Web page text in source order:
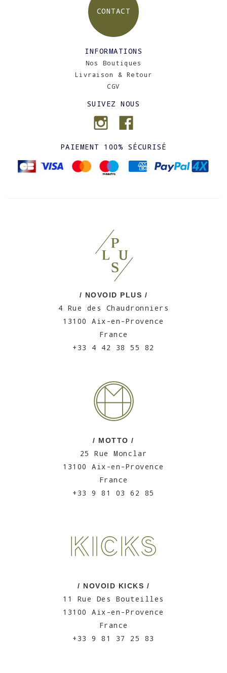
CONTACT
INFORMATIONS
Nos Boutiques
Livraison & Retour
CGV
SUIVEZ NOUS
PAIEMENT 100% SÉCURISÉ
/ NOVOID PLUS /
4 Rue des Chaudronniers
13100 Aix-en-Provence
France
+33 4 42 38 55 82
/ MOTTO /
25 Rue Monclar
13100 Aix-en-Provence
France
+33 9 81 03 62 85
/ NOVOID KICKS /
11 Rue Des Bouteilles
13100 Aix-en-Provence
France
+33 9 81 37 25 83